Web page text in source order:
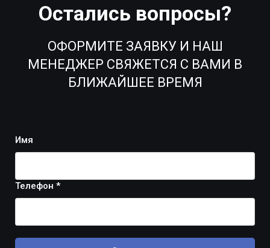
Остались вопросы?
ОФОРМИТЕ ЗАЯВКУ И НАШ
МЕНЕДЖЕР СВЯЖЕТСЯ С ВАМИ В
БЛИЖАЙШЕЕ ВРЕМЯ
Имя
Телефон *